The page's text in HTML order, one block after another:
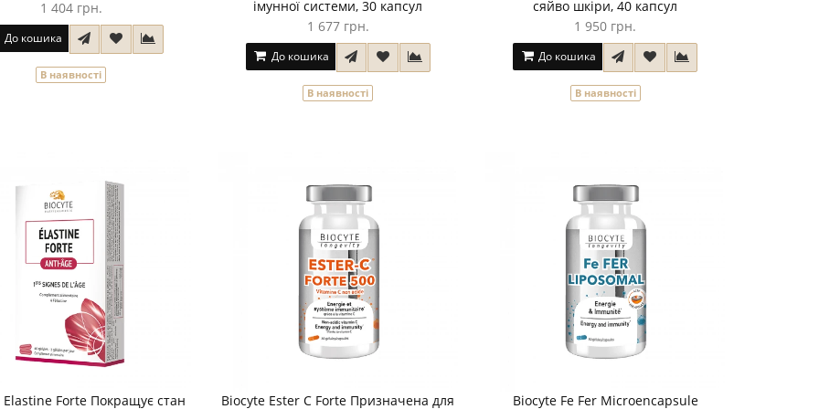
1 404 грн.
До кошика
В наявності
імунної системи, 30 капсул
1 677 грн.
До кошика
В наявності
сяйво шкіри, 40 капсул
1 950 грн.
До кошика
В наявності
Elastine Forte Покращує стан Biocyte Ester C Forte Призначена для Biocyte Fe Fer Microencapsule